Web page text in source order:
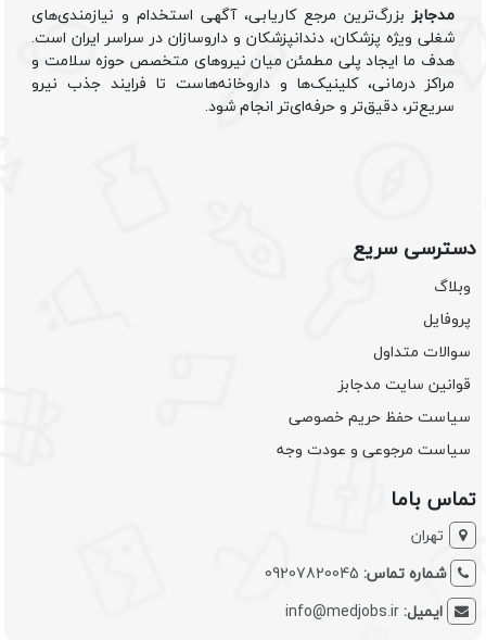
مدجابزبزرگ‌ترین مرجع کاریابی، آگهی استخدام و نیازمندی‌های
شغلی ویژه پزشکان، دندانپزشکان و داروسازان در سراسر ایران است.
هدف ما ایجاد پلی مطمئن میان نیروهای متخصص حوزه سلامت و
مراکز درمانی، کلینیک‌ها و داروخانه‌هاست تا فرایند جذب نیرو
سریع‌تر، دقیق‌تر و حرفه‌ای‌تر انجام شود.
دسترسی سریع
وبلاگ
پروفایل
سوالات متداول
قوانین سایت مدجابز
سیاست حفظ حریم خصوصی
سیاست مرجوعی و عودت وجه
تماس باما
تهران
شماره تماس: 09207820045
ایمیل:info@medjobs.ir